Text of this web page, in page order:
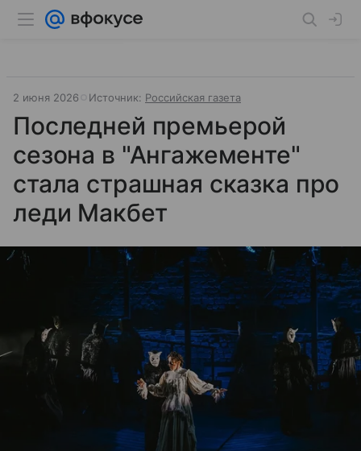
2 июня 2026 Источник: Российская газета
Последней премьерой
сезона в "Ангажементе"
стала страшная сказка про
леди Макбет